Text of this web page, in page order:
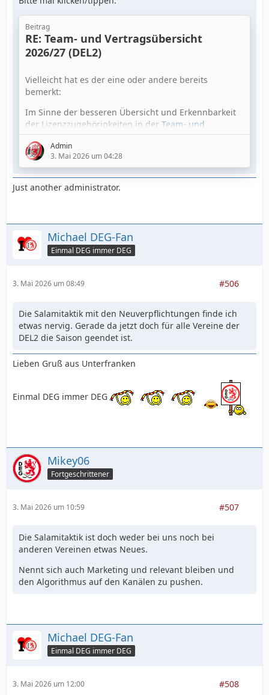
Beitrag
RE: Team- und Vertragsübersicht
2026/27 (DEL2)
Vielleicht hat es der eine oder andere bereits
bemerkt:
Im Sinne der besseren Übersicht und Erkennbarkeit
der Lizenzzugehörigkeiten in der Team- und
Vertragsübersicht 2026/27 (DEL2)werden die
jeweiligen Lizenzen
für Torhüter relevant) und
Ausländer/Kontingentspieler
AL
jetzt nicht mehr
als m.o.w. unauffälliger Text in Klammern hinter dem
Beitrag sichtbar)
…
Admin
3. Mai 2026 um 04:28
Just another administrator.
Michael DEG-Fan
Einmal DEG immer DEG
3. Mai 2026 um 08:49 #506
Die Salamitaktik mit den Neuverpflichtungen finde ich
etwas nervig. Gerade da jetzt doch für alle Vereine der
DEL2 die Saison geendet ist.
Lieben Gruß aus Unterfranken
Einmal DEG immer DEG
Mikey06
Fortgeschrittener
3. Mai 2026 um 10:59 #507
Die Salamitaktik ist doch weder bei uns noch bei
anderen Vereinen etwas Neues.
Nennt sich auch Marketing und relevant bleiben und
den Algorithmus auf den Kanälen zu pushen.
Michael DEG-Fan
Einmal DEG immer DEG
3. Mai 2026 um 12:00 #508